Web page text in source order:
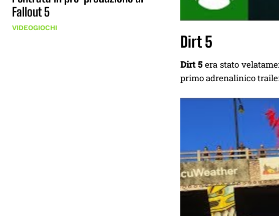
Fallout 5
VIDEOGIOCHI
Dirt 5
Dirt 5 era stato
primo adrenalinico